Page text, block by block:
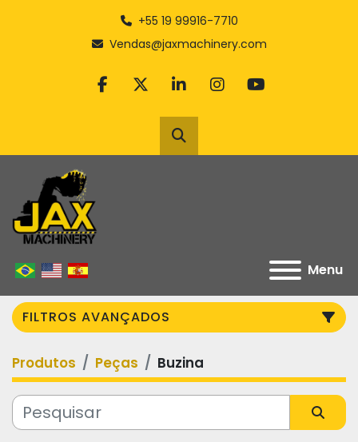
+55 19 99916-7710
Vendas@jaxmachinery.com
facebook
twitterlinkedininstagram
youtube
Pesquisar
Menu
FILTROS AVANÇADOS
Categoria
Fabricante
Produtos Peças Buzina